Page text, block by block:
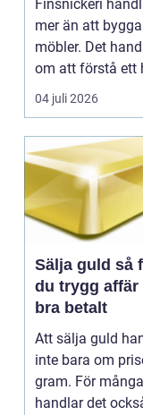
Finsnickeri
mer än att bygga
möbler. Det
om att förstå ett
människorna
04 juli 2026
Sälja guld så får
du trygg affär
bra betalt
Att sälja guld
inte bara om
gram. För många
handlar det